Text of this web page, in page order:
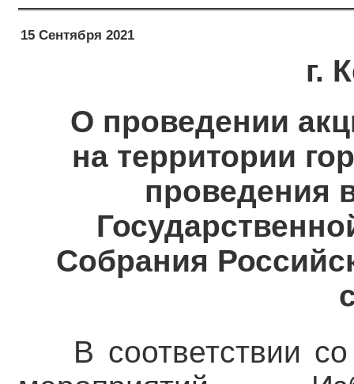
15 Сентября 2021
г.
О проведении
на территории
проведения
Собрания
В соответствии